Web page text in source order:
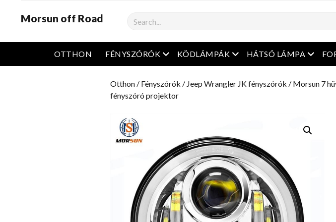
Morsun off Road Keresés
OTTHON FÉNYSZÓRÓK Nyissa meg a menüt
KÖDLÁMPÁK Nyissa meg a menüt
HÁTSÓ LÁMPA Nyissa
Otthon / Fényszórók / Jeep Wrangler JK fényszórók / Morsun 7
fényszóró projektor